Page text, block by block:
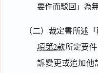
要件而駁回」為
（二）裁定書所述
項第2款所定要
訴變更或追加他